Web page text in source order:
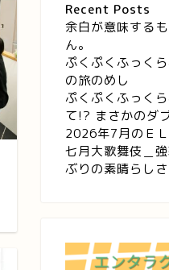
Recent Posts
余白が意味する
ん。
ぷくぷくふっく
の旅のめし
ぷくぷくふっく
て!? まさかのダ
2026年7月のＥ
七月大歌舞伎＿
ぶりの素晴らしさ